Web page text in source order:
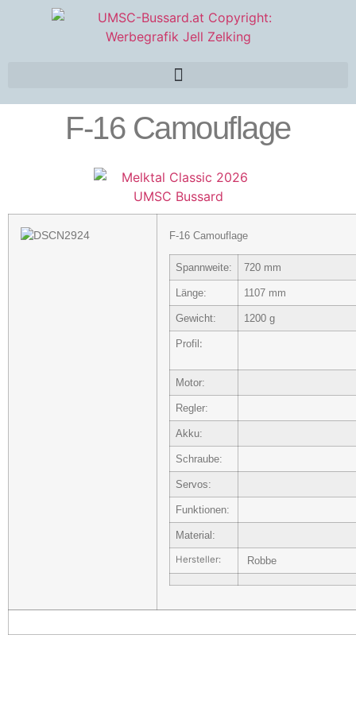
F-16 Camouflage
F-16 Camouflage
Spannweite: 720 mm
Länge: 1107 mm
Gewicht: 1200 g
Profil :
Motor:
Regler:
Akku:
Schraube:
Servos:
Funktionen:
Material:
Hersteller: Robbe